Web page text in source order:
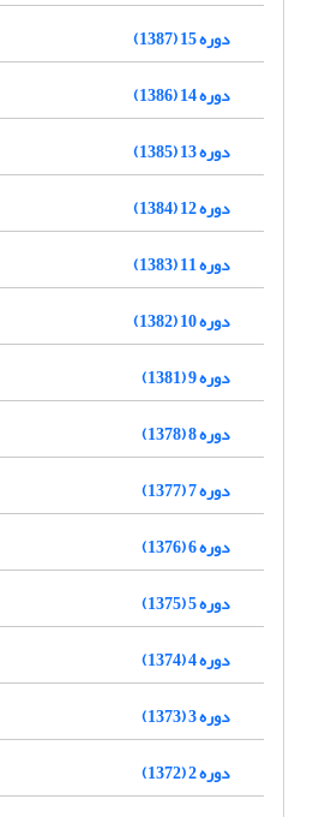
دوره 15 (1387)
دوره 14 (1386)
دوره 13 (1385)
دوره 12 (1384)
دوره 11 (1383)
دوره 10 (1382)
دوره 9 (1381)
دوره 8 (1378)
دوره 7 (1377)
دوره 6 (1376)
دوره 5 (1375)
دوره 4 (1374)
دوره 3 (1373)
دوره 2 (1372)